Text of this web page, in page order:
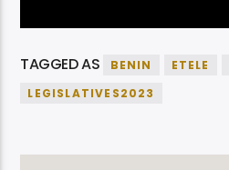
TAGGED AS BENIN ETELE
LEGISLATIVES2023